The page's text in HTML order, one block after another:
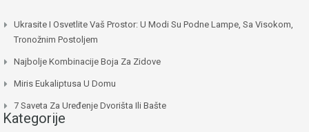
Ukrasite I Osvetlite Vaš Prostor: U Modi Su Podne Lampe, Sa Visokom,
Tronožnim Postoljem
Najbolje Kombinacije Boja Za Zidove
Miris Eukaliptusa U Domu
7 Saveta Za Uređenje Dvorišta Ili Bašte
Kategorije